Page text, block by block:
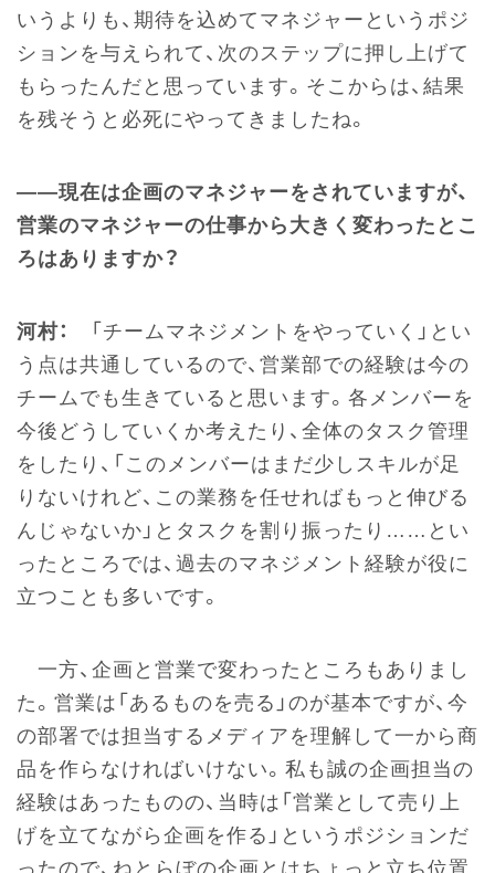
いうよりも、期待を込めてマネジャーというポジ
ションを与えられて、次のステップに押し上げて
もらったんだと思っています。そこからは、結果
を残そうと必死にやってきましたね。
――現在は企画のマネジャーをされていますが、
営業のマネジャーの仕事から大きく変わったとこ
ろはありますか？
河村：
「チームマネジメントをやっていく」とい
う点は共通しているので、営業部での経験は今の
チームでも生きていると思います。各メンバーを
今後どうしていくか考えたり、全体のタスク管理
をしたり、「このメンバーはまだ少しスキルが足
りないけれど、この業務を任せればもっと伸びる
んじゃないか」とタスクを割り振ったり……とい
ったところでは、過去のマネジメント経験が役に
立つことも多いです。
一方、企画と営業で変わったところもありまし
た。営業は「あるものを売る」のが基本ですが、今
の部署では担当するメディアを理解して一から商
品を作らなければいけない。私も誠の企画担当の
経験はあったものの、当時は「営業として売り上
げを立てながら企画を作る」というポジションだ